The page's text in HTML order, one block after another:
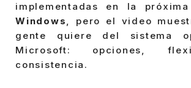
implementadas en la
Windows, pero el video
gente quiere del sistema
Microsoft: opciones,
consistencia.